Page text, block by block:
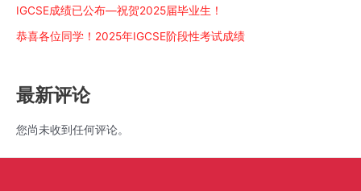
时
秀
IGCSE成绩已公布—祝贺2025届毕业生！
恭喜各位同学！2025年IGCSE阶段性考试成绩
最新评论
您尚未收到任何评论。